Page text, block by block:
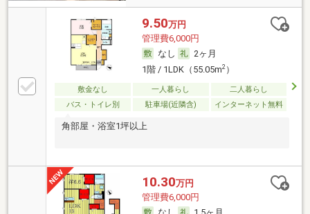
9.50万円
管理費6,000円
なし
2ヶ月
1階 / 1LDK（55.05m2）
敷金なし 一人暮らし
二人暮らし
バス・トイレ別
駐車場(近隣含) インターネット無料
角部屋・浴室1坪以上
10.30万円
管理費6,000円